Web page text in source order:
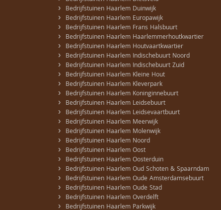
› Bedrijfstuinen Haarlem Duinwijk
› Bedrijfstuinen Haarlem Europawijk
› Bedrijfstuinen Haarlem Frans Halsbuurt
› Bedrijfstuinen Haarlem Haarlemmerhoutkwartier
› Bedrijfstuinen Haarlem Houtvaartkwartier
› Bedrijfstuinen Haarlem Indischebuurt Noord
› Bedrijfstuinen Haarlem Indischebuurt Zuid
› Bedrijfstuinen Haarlem Kleine Hout
› Bedrijfstuinen Haarlem Kleverpark
› Bedrijfstuinen Haarlem Koninginnebuurt
› Bedrijfstuinen Haarlem Leidsebuurt
› Bedrijfstuinen Haarlem Leidsevaartbuurt
› Bedrijfstuinen Haarlem Meerwijk
› Bedrijfstuinen Haarlem Molenwijk
› Bedrijfstuinen Haarlem Noord
› Bedrijfstuinen Haarlem Oost
› Bedrijfstuinen Haarlem Oosterduin
› Bedrijfstuinen Haarlem Oud Schoten & Spaarndam
› Bedrijfstuinen Haarlem Oude Amsterdamsebuurt
› Bedrijfstuinen Haarlem Oude Stad
› Bedrijfstuinen Haarlem Overdelft
› Bedrijfstuinen Haarlem Parkwijk